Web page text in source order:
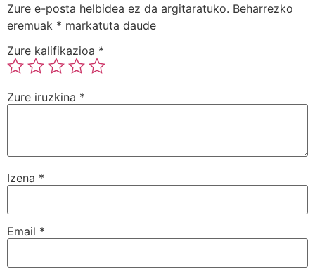
Zure e-posta helbidea ez da argitaratuko. Beharrezko
eremuak * markatuta daude
Zure kalifikazioa *
Zure iruzkina *
Izena *
Email *